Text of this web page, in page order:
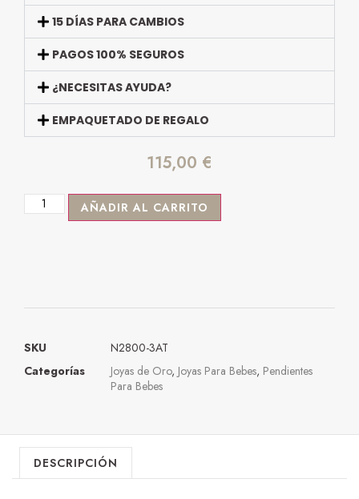
15 DÍAS PARA CAMBIOS
PAGOS 100% SEGUROS
¿NECESITAS AYUDA?
EMPAQUETADO DE REGALO
115,00 €
AÑADIR AL CARRITO
SKU
N2800-3AT
Categorías
Joyas de Oro, Joyas Para Bebes, Pendientes
Para Bebes
DESCRIPCIÓN